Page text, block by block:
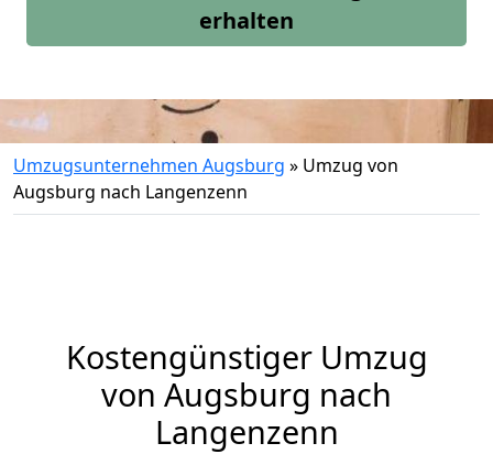
erhalten
Umzugsunternehmen Augsburg » Umzug von
Augsburg nach Langenzenn
Kostengünstiger Umzug
von Augsburg nach
Langenzenn